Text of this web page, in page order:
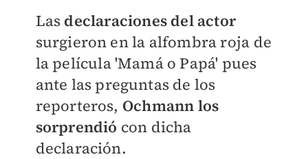
Las declaraciones del actor
surgieron en la alfombra roja de
la película 'Mamá o Papá' pues
ante las preguntas de los
reporteros, Ochmann los
sorprendió con dicha
declaración.